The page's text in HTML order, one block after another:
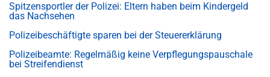
Spitzensportler der Polizei: Eltern haben beim Kindergeld
das Nachsehen
Polizeibeschäftigte sparen bei der Steuererklärung
Polizeibeamte: Regelmäßig keine Verpflegungspauschale
bei Streifendienst